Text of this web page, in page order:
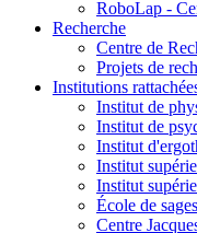
RoboLap -
Recherche
Centre de
Projets de
Institutions
Institut de
Institut de
Institut
Institut
Institut
École de
Centre